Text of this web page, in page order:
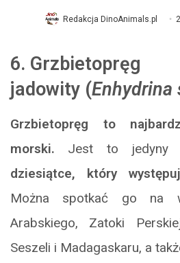
Redakcja DinoAnimals.pl
6. Grzbietopręg
jadowity (Enhydrina
Grzbietopręg to
morski. Jest to
dziesiątce, który
Można spotkać go na
Arabskiego, Zatoki
Seszeli i Madagaskaru, a